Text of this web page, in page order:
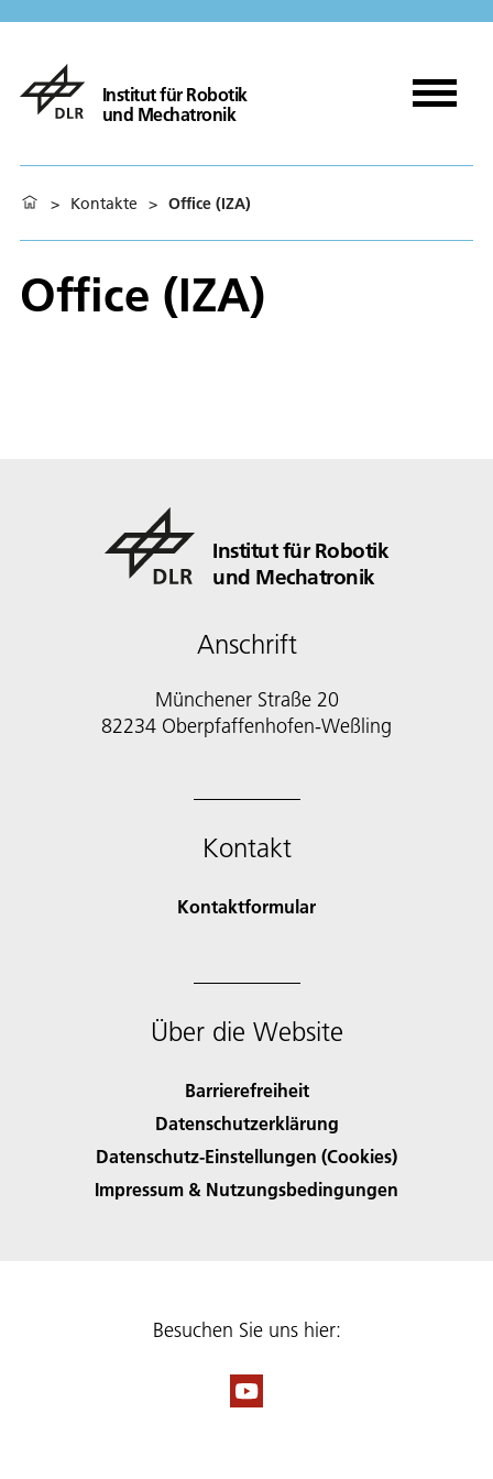
Institut für Robotik
und Mechatronik
> Kontakte > Office (IZA)
Office (IZA)
Institut für Robotik
und Mechatronik
Anschrift
Münchener Straße 20
82234 Oberpfaffenhofen-Weßling
Kontakt
Kontaktformular
Über die Website
Barrierefreiheit
Datenschutzerklärung
Datenschutz-Einstellungen (Cookies)
Impressum & Nutzungsbedingungen
Besuchen Sie uns hier: